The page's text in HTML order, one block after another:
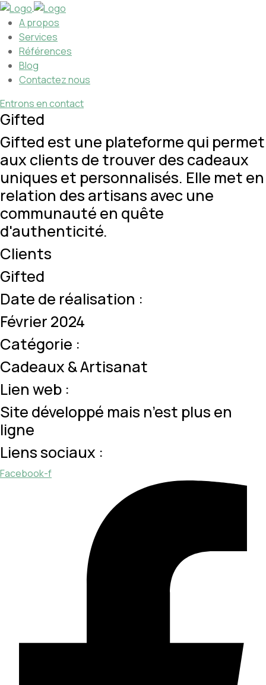
A propos
Services
Références
Blog
Contactez nous
Entrons en contact
Gifted
Gifted est une plateforme qui permet
aux clients de trouver des cadeaux
uniques et personnalisés. Elle met en
relation des artisans avec une
communauté en quête
d'authenticité.
Clients
Gifted
Date de réalisation :
Février 2024
Catégorie :
Cadeaux & Artisanat
Lien web :
Site développé mais n’est plus en
ligne
Liens sociaux :
Facebook-f